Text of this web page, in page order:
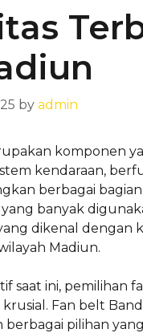
by admin
komponen
kendaraan,
berbagai bagian
banyak
dikenal dengan
Madiun.
saat ini, pemilihan
Fan belt
berbagai pilihan